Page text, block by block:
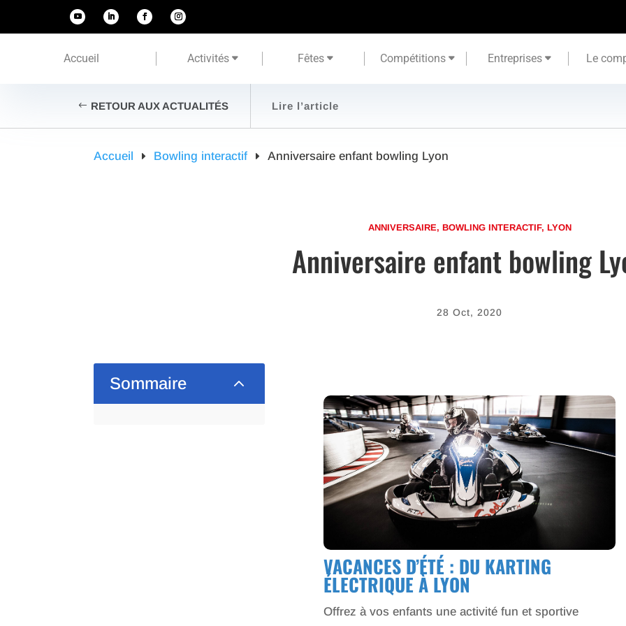
Accueil Activités Fêtes Compétitions Entreprises Le
RETOUR AUX ACTUALITÉS Lire l’article
Accueil Bowling interactif Anniversaire enfant bowling Lyon
ANNIVERSAIRE, BOWLING INTERACTIF, LYON
Anniversaire enfant bowling
28 Oct, 2020
Sommaire 2
VACANCES D’ÉTÉ : DU KARTING
ÉLECTRIQUE À LYON
Offrez à vos enfants une activité fun et sportive